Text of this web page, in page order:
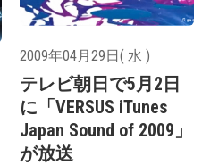
2009年04月29日( 水 )
テレビ朝日で5月2日
に「VERSUS iTunes
Japan Sound of 2009」
が放送